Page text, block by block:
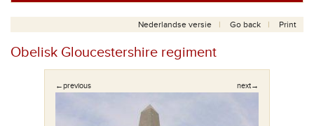
Nederlandse versie Go back Print
Obelisk Gloucestershire regiment
←previous next→